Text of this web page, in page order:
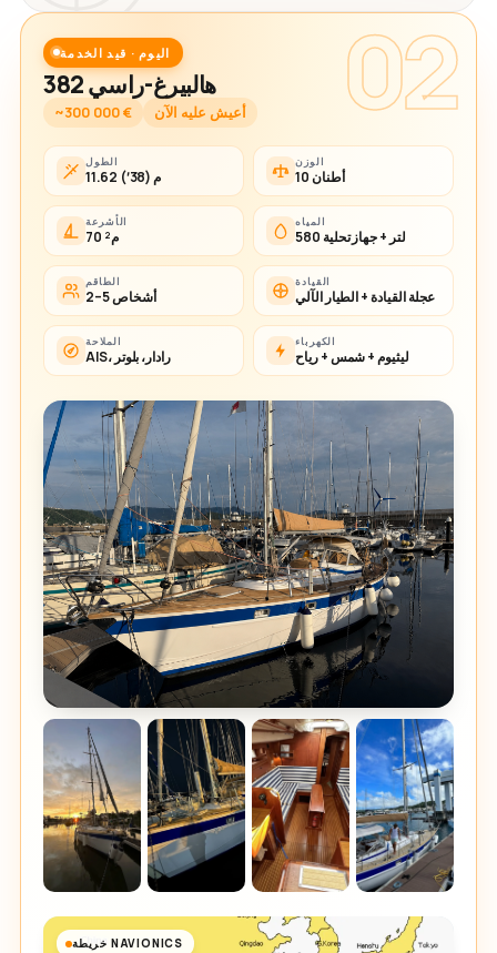
02 اليوم · قيد الخدمة
هالبيرغ-راسي 382
~300 000 € أعيش عليه الآن
الطول
11.62 م (38′)
الوزن
10 أطنان
الأشرعة
70 م²
المياه
580 لتر + جهاز تحلية
الطاقم
2–5 أشخاص
القيادة
عجلة القيادة + الطيار الآلي
الملاحة
AIS، رادار، بلوتر
الكهرباء
ليثيوم + شمس + رياح
خريطة NAVIONICS